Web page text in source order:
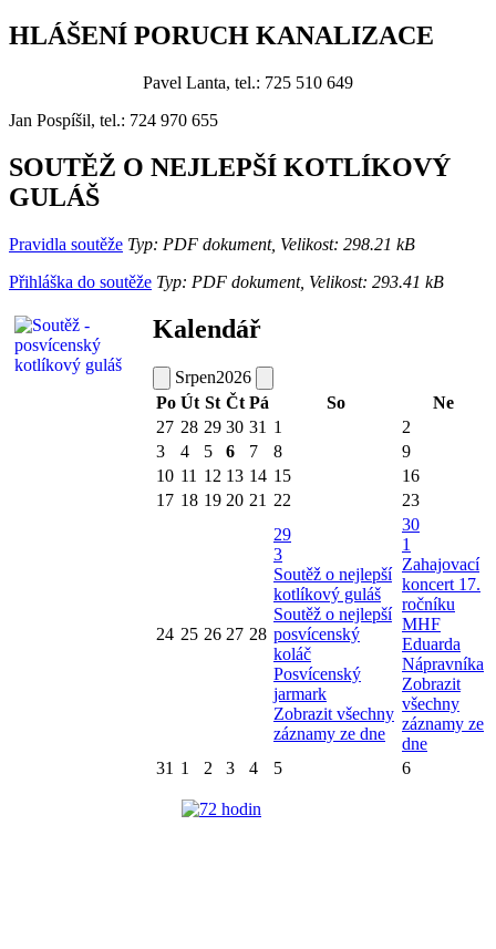
HLÁŠENÍ PORUCH KANALIZACE
Pavel Lanta, tel.: 725 510 649
Jan Pospíšil, tel.: 724 970 655
SOUTĚŽ O NEJLEPŠÍ KOTLÍKOVÝ
GULÁŠ
Pravidla soutěže Typ: PDF dokument, Velikost: 298.21 kB
Přihláška do soutěže Typ: PDF dokument, Velikost: 293.41 kB
Kalendář
Srpen2026
Po Út St Čt Pá So
Ne
27 28 29 30 31 1
2
3
4 5 6 7 8
9
10 11 12 13 14 15
16
17 18 19 20 21 22 23
24 25 26 27 28
29
3
Soutěž o nejlepší
kotlíkový guláš
Soutěž o nejlepší
posvícenský
koláč
Posvícenský
jarmark
Zobrazit všechny
záznamy ze dne
30
1
Zahajovací
koncert 17.
ročníku
MHF
Eduarda
Nápravníka
Zobrazit
všechny
záznamy ze
dne
31 1 2 3 4 5 6